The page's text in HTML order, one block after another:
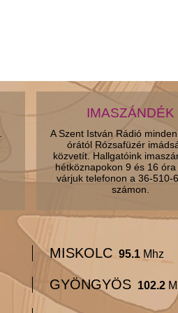
IMASZÁNDÉK
A Szent István Rádió
órától Rózsafüzér
közvetít. Hallgatóink
hétköznapokon 9 és 16
várjuk telefonon a 36-510-
számon.
MISKOLC 95.1Mhz
GYÖNGYÖS 102.2